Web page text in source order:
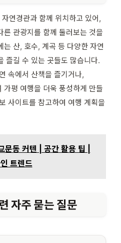
연경관과 함께 위치하고 있어,
른 관광지를 함께 둘러보는 것을
산, 호수, 계곡 등 다양한 자연
즐길 수 있는 곳들도 많습니다.
속에서 산책을 즐기거나,
가평 여행을 더욱 풍성하게 만들
사이트를 참고하여 여행 계획을
문동 커텐 | 공간 활용 팁 |
트렌드
자주 묻는 질문